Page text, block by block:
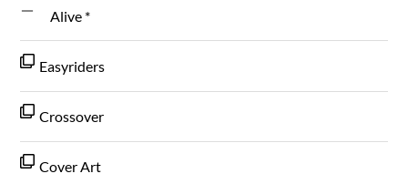
Alive *
Easyriders
Crossover
Cover Art